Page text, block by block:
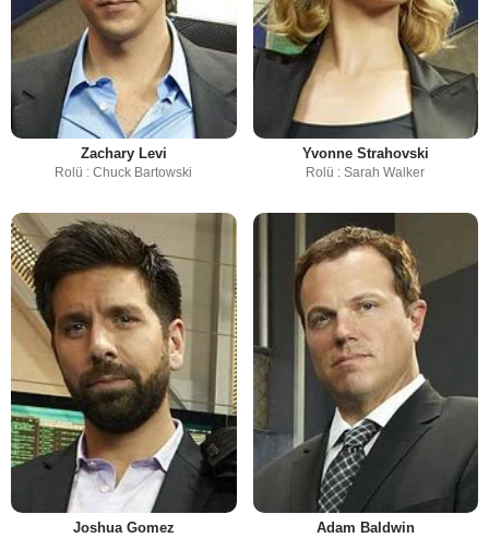
Zachary Levi
Rolü : Chuck Bartowski
Yvonne Strahovski
Rolü : Sarah Walker
Joshua Gomez Adam Baldwin